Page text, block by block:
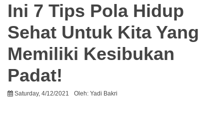
Ini 7 Tips Pola Hidup
Sehat Untuk Kita Yang
Memiliki Kesibukan
Padat!
Saturday, 4/12/2021 Oleh: Yadi Bakri